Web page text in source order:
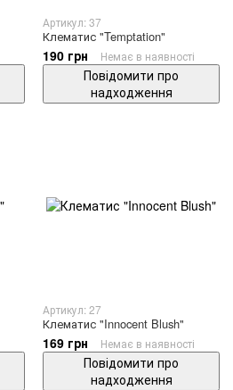
Артикул: 37
Клематис "Temptation"
190 грн Немає в наявності
Повідомити про
надходження
Артикул: 27
Клематис "Innocent Blush"
169 грн Немає в наявності
Повідомити про
надходження